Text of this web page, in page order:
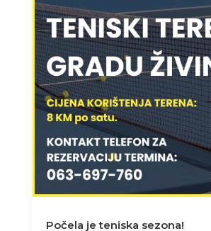
Počela je teniska sezona!